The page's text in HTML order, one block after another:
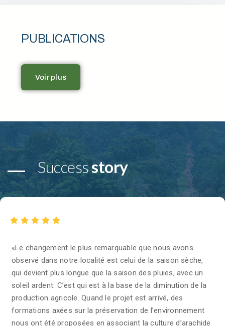
PUBLICATIONS
Voir plus
Successstory
«Le changement le plus remarquable que nous avons
observé dans notre localité est celui de la saison sèche,
qui devient plus longue que la saison des pluies, avec un
soleil ardent. C’est qui est à la base de la diminution de la
production agricole. Quand le projet est arrivé, des
formations axées sur la préservation de l’environnement
nous ont été proposées en associant la culture d’arachide